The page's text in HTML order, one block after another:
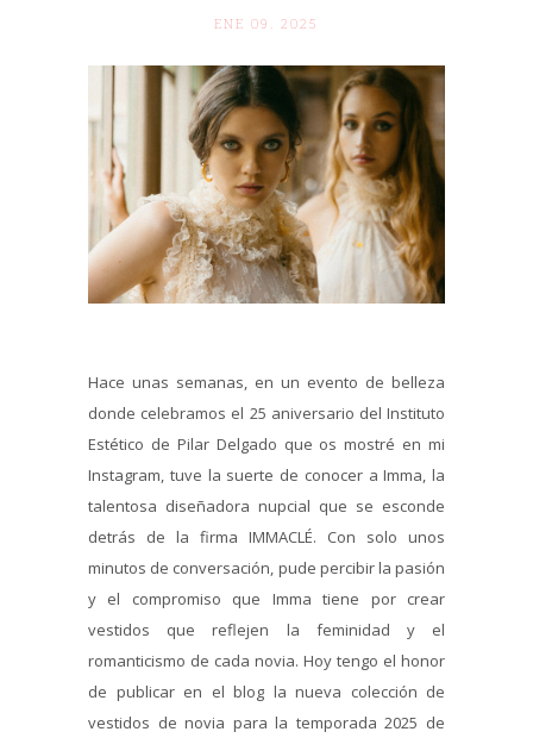
ENE 09. 2025
Hace unas semanas, en un evento de belleza
donde celebramos el 25 aniversario del Instituto
Estético de Pilar Delgado que os mostré en mi
Instagram, tuve la suerte de conocer a Imma, la
talentosa diseñadora nupcial que se esconde
detrás de la firma IMMACLÉ. Con solo unos
minutos de conversación, pude percibir la pasión
y el compromiso que Imma tiene por crear
vestidos que reflejen la feminidad y el
romanticismo de cada novia. Hoy tengo el honor
de publicar en el blog la nueva colección de
vestidos de novia para la temporada 2025 de